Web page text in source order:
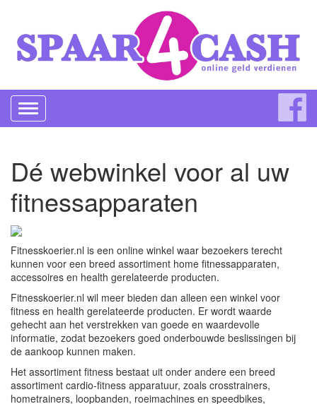
Toggle
navigation
Dé webwinkel voor al uw
fitnessapparaten
Fitnesskoerier.nl is een online winkel waar bezoekers terecht
kunnen voor een breed assortiment home fitnessapparaten,
accessoires en health gerelateerde producten.
Fitnesskoerier.nl wil meer bieden dan alleen een winkel voor
fitness en health gerelateerde producten. Er wordt waarde
gehecht aan het verstrekken van goede en waardevolle
informatie, zodat bezoekers goed onderbouwde beslissingen bij
de aankoop kunnen maken.
Het assortiment fitness bestaat uit onder andere een breed
assortiment cardio-fitness apparatuur, zoals crosstrainers,
hometrainers, loopbanden, roeimachines en speedbikes,